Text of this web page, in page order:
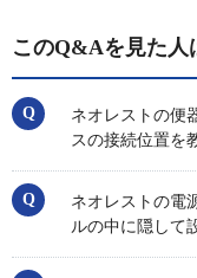
このQ&Aを見た
ネオレストの便
スの接続位置を
ネオレストの電
ルの中に隠して